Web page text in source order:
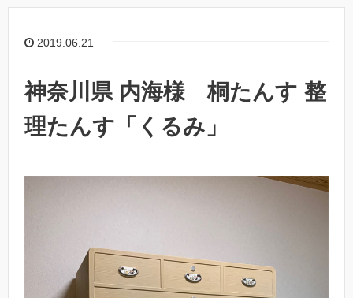
2019.06.21
神奈川県 内海様 桐たんす 整
理たんす「くるみ」